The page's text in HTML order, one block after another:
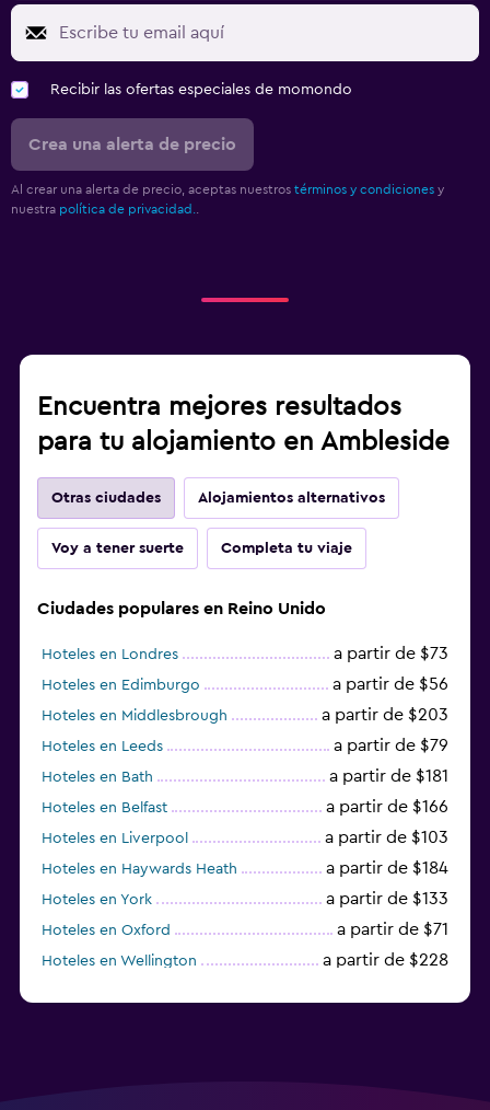
Recibir las ofertas especiales de momondo
Crea una alerta de precio
Al crear una alerta de precio, aceptas nuestros términos y condiciones y
nuestra política de privacidad.
Encuentra mejores resultados
para tu alojamiento en Ambleside
Otras ciudades Alojamientos alternativos
Voy a tener suerte Completa tu viaje
Ciudades populares en Reino Unido
Hoteles en Londres a partir de $73
Hoteles en Edimburgo a partir de $56
Hoteles en Middlesbrough a partir de $203
Hoteles en Leeds a partir de $79
Hoteles en Bath a partir de $181
Hoteles en Belfast a partir de $166
Hoteles en Liverpool a partir de $103
Hoteles en Haywards Heath a partir de $184
Hoteles en York a partir de $133
Hoteles en Oxford a partir de $71
Hoteles en Wellington a partir de $228